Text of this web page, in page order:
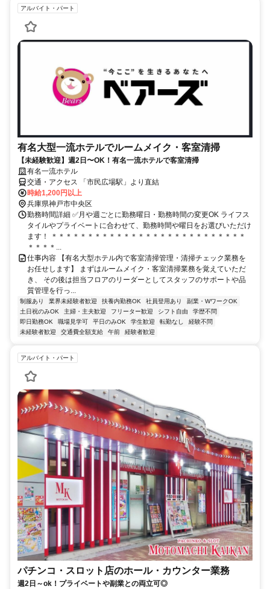
アルバイト・パート
有名大型一流ホテルでルームメイク・客室清掃
【未経験歓迎】週2日〜OK！有名一流ホテルで客室清掃
有名一流ホテル
交通・アクセス 「市民広場駅」より直結
時給1,200円以上
兵庫県神戸市中央区
勤務時間詳細 ✅月や週ごとに勤務曜日・勤務時間の変更OK ライフス
タイルやプライベートに合わせて、勤務時間や曜日をお選びいただけ
ます！ ＊＊＊＊＊＊＊＊＊＊＊＊＊＊＊＊＊＊＊＊＊＊＊＊＊＊＊
＊＊＊＊...
仕事内容 【有名大型ホテル内で客室清掃管理・清掃チェック業務を
お任せします】 まずはルームメイク・客室清掃業務を覚えていただ
き、 その後は担当フロアのリーダーとしてスタッフのサポートや品
質管理を行っ...
制服あり 業界未経験者歓迎 扶養内勤務OK 社員登用あり
副業・WワークOK
土日祝のみOK
主婦・主夫歓迎 フリーター歓迎 シフト自由
学歴不問
即日勤務OK
職場見学可 平日のみOK 学生歓迎 転勤なし
経験不問
未経験者歓迎
交通費全額支給 午前 経験者歓迎
アルバイト・パート
パチンコ・スロット店のホール・カウンター業務
週2日～ok！プライベートや副業との両立可◎